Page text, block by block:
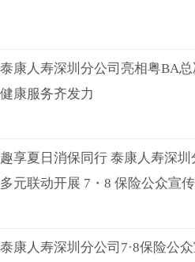
泰康人寿深圳分公司亮相粤BA
健康服务齐发力
趣享夏日消保同行 泰康人寿深圳
多元联动开展 7・8 保险公众宣
泰康人寿深圳分公司7·8保险公